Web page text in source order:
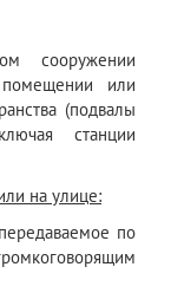
сооружении
помещении или
(подвалы
станции
на улице:
по